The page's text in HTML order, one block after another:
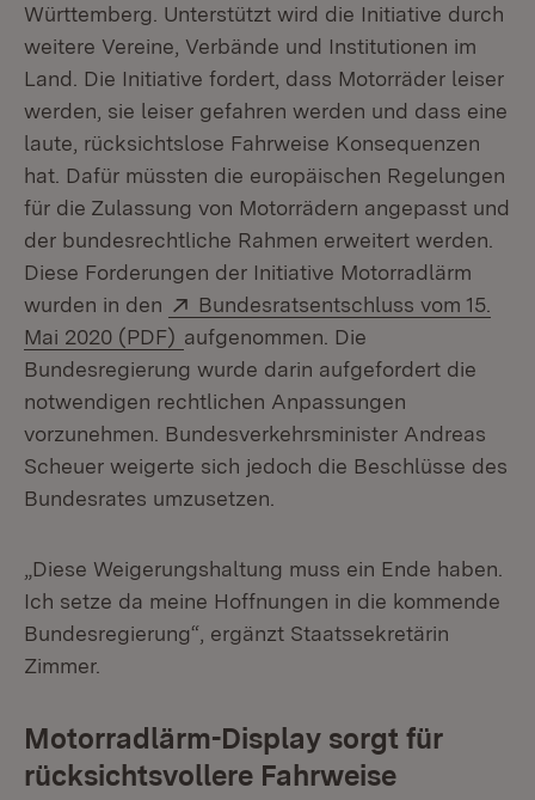
Württemberg. Unterstützt wird die Initiative durch
weitere Vereine, Verbände und Institutionen im
Land. Die Initiative fordert, dass Motorräder leiser
werden, sie leiser gefahren werden und dass eine
laute, rücksichtslose Fahrweise Konsequenzen
hat. Dafür müssten die europäischen Regelungen
für die Zulassung von Motorrädern angepasst und
der bundesrechtliche Rahmen erweitert werden.
Diese Forderungen der Initiative Motorradlärm
wurden in den
Extern:
Bundesratsentschluss vom 15.
Mai 2020 (PDF) (Öffnet in neuem Fenster)
aufgenommen. Die
Bundesregierung wurde darin aufgefordert die
notwendigen rechtlichen Anpassungen
vorzunehmen. Bundesverkehrsminister Andreas
Scheuer weigerte sich jedoch die Beschlüsse des
Bundesrates umzusetzen.
„Diese Weigerungshaltung muss ein Ende haben.
Ich setze da meine Hoffnungen in die kommende
Bundesregierung“, ergänzt Staatssekretärin
Zimmer.
Motorradlärm-Display sorgt für
rücksichtsvollere Fahrweise